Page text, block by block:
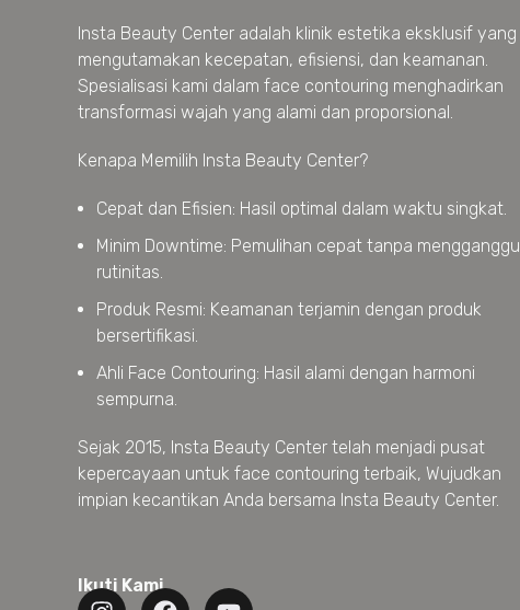
Insta Beauty Center adalah klinik estetika eksklusif yang
mengutamakan kecepatan, efisiensi, dan keamanan.
Spesialisasi kami dalam face contouring menghadirkan
transformasi wajah yang alami dan proporsional.
Kenapa Memilih Insta Beauty Center?
Cepat dan Efisien: Hasil optimal dalam waktu singkat.
Minim Downtime: Pemulihan cepat tanpa mengganggu
rutinitas.
Produk Resmi: Keamanan terjamin dengan produk
bersertifikasi.
Ahli Face Contouring: Hasil alami dengan harmoni
sempurna.
Sejak 2015, Insta Beauty Center telah menjadi pusat
kepercayaan untuk face contouring terbaik, Wujudkan
impian kecantikan Anda bersama Insta Beauty Center.
Ikuti Kami